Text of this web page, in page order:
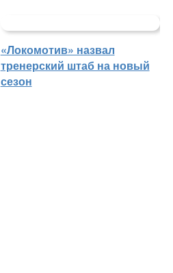
«Локомотив» назвал
тренерский штаб на новый
сезон